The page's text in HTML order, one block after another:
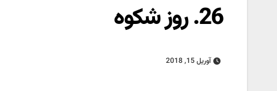
26. روز شکوه
آوریل 15, 2018